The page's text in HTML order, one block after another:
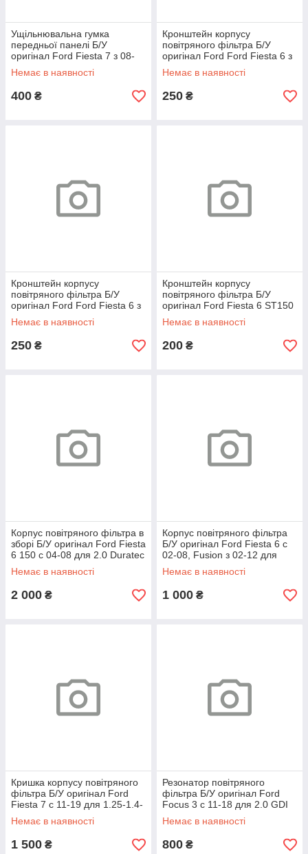
Ущільнювальна гумка
передньої панелі Б/У
оригінал Ford Fiesta 7 з 08-
18, B-Max з 12-17
Немає в наявності
400 ₴
Кронштейн корпусу
повітряного фільтра Б/У
оригінал Ford Ford Fiesta 6 з
02-08, Fusion з 02-12 для
Немає в наявності
250 ₴
Кронштейн корпусу
повітряного фільтра Б/У
оригінал Ford Ford Fiesta 6 з
02-08, Fusion з 02-12 для 1.3
Немає в наявності
250 ₴
Кронштейн корпусу
повітряного фільтра Б/У
оригінал Ford Fiesta 6 ST150
з 02-08 для 2.0 Duratec
Немає в наявності
200 ₴
Корпус повітряного фільтра в
зборі Б/У оригінал Ford Fiesta
6 150 c 04-08 для 2.0 Duratec
Немає в наявності
2 000 ₴
Корпус повітряного фільтра
Б/У оригінал Ford Fiesta 6 c
02-08, Fusion з 02-12 для
1.25-1.4-1.6 Duratec "дефект"
Немає в наявності
1 000 ₴
Кришка корпусу повітряного
фільтра Б/У оригінал Ford
Fiesta 7 c 11-19 для 1.25-1.4-
1.6 Duratec
Немає в наявності
1 500 ₴
Резонатор повітряного
фільтра Б/У оригінал Ford
Focus 3 c 11-18 для 2.0 GDI
Немає в наявності
800 ₴